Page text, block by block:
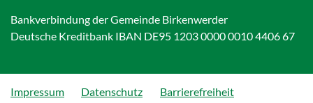
Bankverbindung der Gemeinde Birkenwerder
Deutsche Kreditbank IBAN DE95 1203 0000 0010 4406 67
Impressum Datenschutz
Barrierefreiheit